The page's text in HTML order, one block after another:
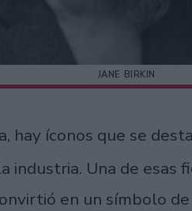
JANE BIRKIN
hay íconos que se
industria. Una de esas
en un símbolo